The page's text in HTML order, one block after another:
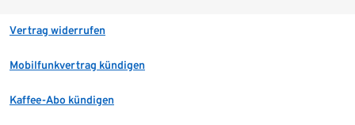
Vertrag widerrufen
Mobilfunkvertrag kündigen
Kaffee-Abo kündigen